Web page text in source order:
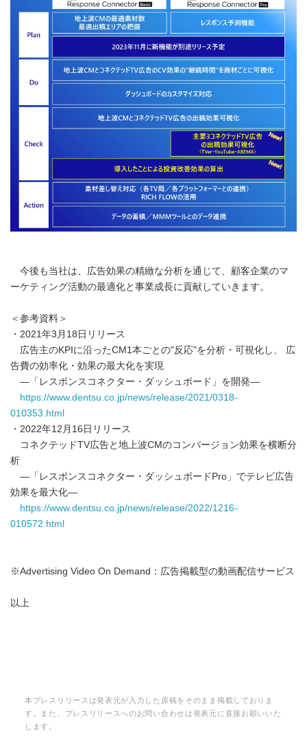
今後も当社は、広告効果の精緻な分析を通じて、顧客企業のマ
ーケティング活動の最適化と事業成長に貢献していきます。
＜参考資料＞
・2021年3月18日リリース
広告主のKPIに沿ったCM1本ごとの"反応"を分析・可視化し、 広
告費の効率化・効果の最大化を実現
―「レスポンスコネクター・ダッシュボード」を開発―
https://www.dentsu.co.jp/news/release/2021/0318-
010353.html
・2022年12月16日リリース
コネクテッドTV広告と地上波CMのコンバージョン効果を横断分
析
―「レスポンスコネクター・ダッシュボードPro」でテレビ広告
効果を最大化―
https://www.dentsu.co.jp/news/release/2022/1216-
010572.html
※Advertising Video On Demand：広告掲載型の動画配信サービス
以上
本プレスリリースは発表元が入力した原稿をそのまま掲載しておりま
す。また、プレスリリースへのお問い合わせは発表元に直接お願いいた
します。